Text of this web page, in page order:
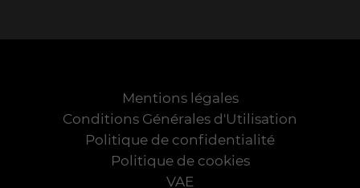
Mentions légales
Conditions Générales d'Utilisation
Politique de confidentialité
Politique de cookies
VAE